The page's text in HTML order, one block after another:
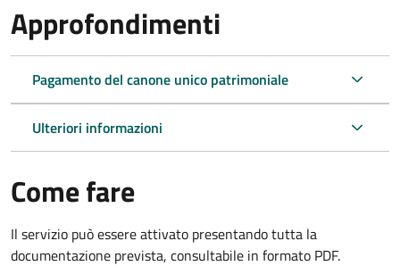
Approfondimenti
Pagamento del canone unico patrimoniale
Ulteriori informazioni
Come fare
Il servizio può essere attivato presentando tutta la
documentazione prevista, consultabile in formato PDF.